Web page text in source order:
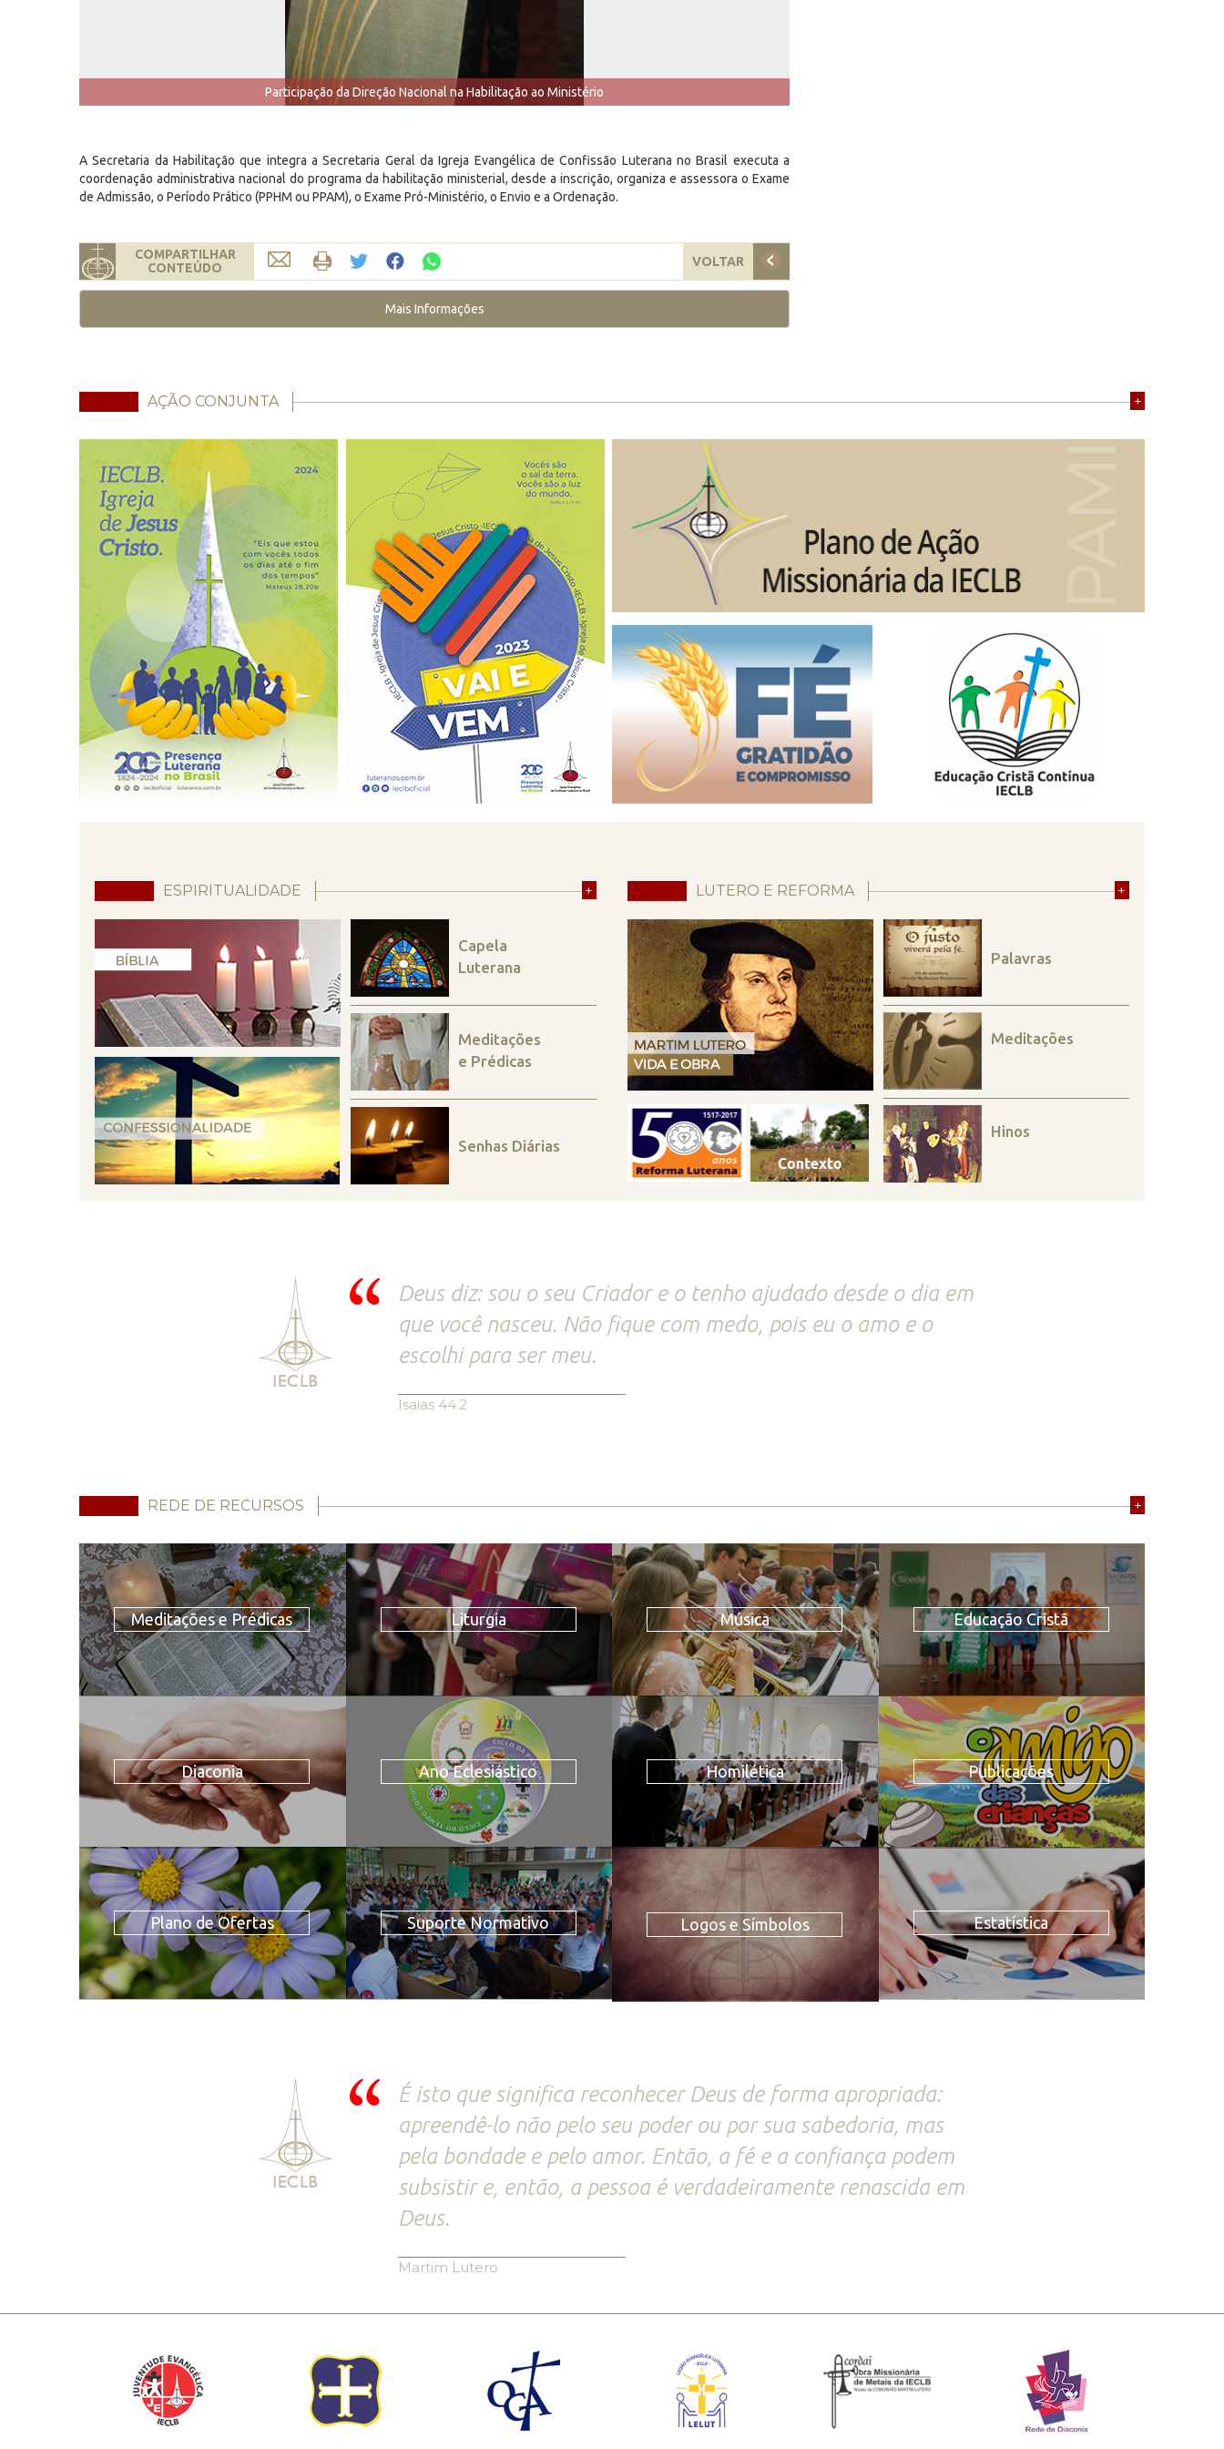
Participação da Direção Nacional na Habilitação ao Ministério
A Secretaria da Habilitação que integra a Secretaria Geral da Igreja Evangélica de Confissão Luterana no Brasil executa a
coordenação administrativa nacional do programa da habilitação ministerial, desde a inscrição, organiza e assessora o Exame
de Admissão, o Período Prático (PPHM ou PPAM), o Exame Pró-Ministério, o Envio e a Ordenação.
COMPARTILHAR
CONTEÚDO
VOLTAR
Mais Informações
AÇÃO CONJUNTA +
ESPIRITUALIDADE +
Capela
Luterana
Meditações
e Prédicas
Senhas Diárias
LUTERO E REFORMA +
Palavras
Meditações
Hinos
Deus diz: sou o seu Criador e o tenho ajudado desde o dia em
que você nasceu. Não fique com medo, pois eu o amo e o
escolhi para ser meu.
Isaias 44.2
REDE DE RECURSOS +
Meditações e Prédicas Liturgia Música Educação Cristã
Diaconia Ano Eclesiástico Homilética Publicações
Plano de Ofertas Suporte Normativo Logos e Símbolos Estatística
É isto que significa reconhecer Deus de forma apropriada:
apreendê-lo não pelo seu poder ou por sua sabedoria, mas
pela bondade e pelo amor. Então, a fé e a confiança podem
subsistir e, então, a pessoa é verdadeiramente renascida em
Deus.
Martim Lutero